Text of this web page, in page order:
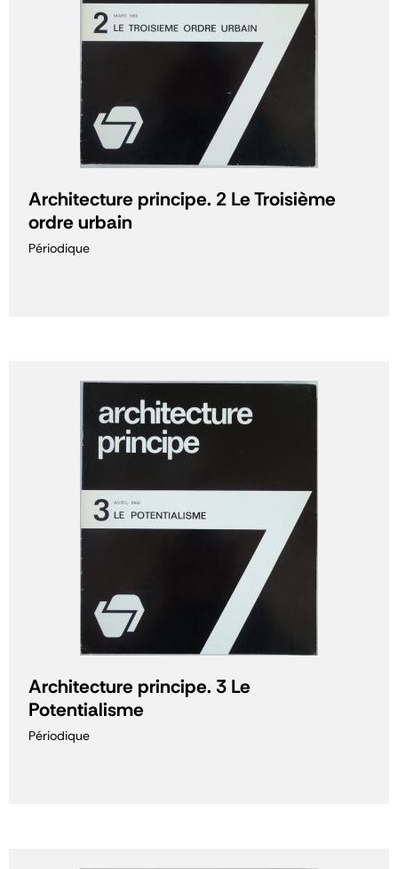
Architecture principe. 2 Le Troisième
ordre urbain
Périodique
Architecture principe. 3 Le
Potentialisme
Périodique